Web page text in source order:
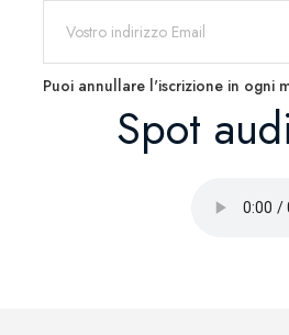
Puoi annullare l'iscrizione in ogni
Spot